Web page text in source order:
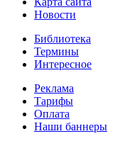
Новости
Библиотека
Термины
Интересное
Реклама
Тарифы
Оплата
Наши баннеры